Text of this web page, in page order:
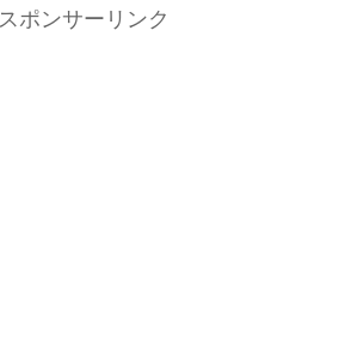
スポンサーリンク